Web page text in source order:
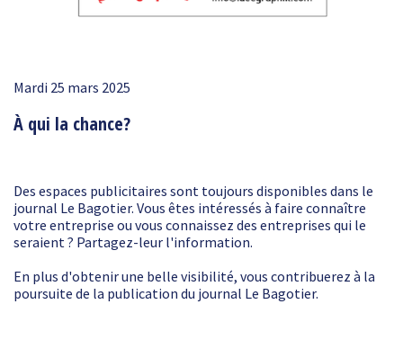
Mardi 25 mars 2025
À qui la chance?
Des espaces publicitaires sont toujours disponibles dans le
journal Le Bagotier. Vous êtes intéressés à faire connaître
votre entreprise ou vous connaissez des entreprises qui le
seraient ? Partagez-leur l'information.
En plus d'obtenir une belle visibilité, vous contribuerez à la
poursuite de la publication du journal Le Bagotier.